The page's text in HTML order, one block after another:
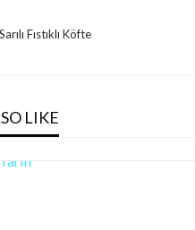
Fıstıklı Köfte
LIKE